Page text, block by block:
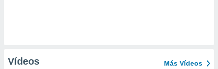
Vídeos Más Vídeos